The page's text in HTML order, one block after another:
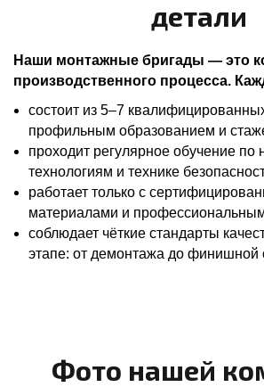
детали
Наши монтажные бригады — это
производственного процесса.
состоит из 5–7
профильным образованием и
проходит регулярное обучение по
технологиям и технике
работает только с
материалами и
соблюдает чёткие стандарты
этапе: от демонтажа до финишной
Фото нашей